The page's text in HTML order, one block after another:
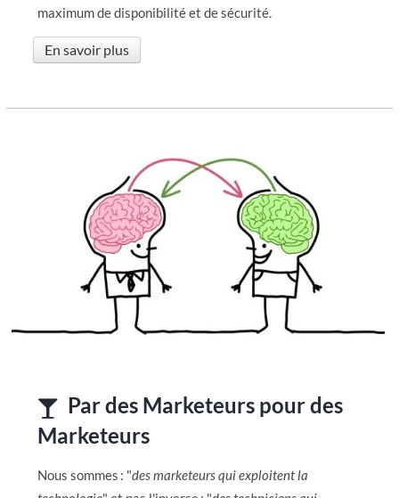
maximum de disponibilité et de sécurité.
En savoir plus
Par des Marketeurs pour des
Marketeurs
Nous sommes : "des marketeurs qui exploitent la